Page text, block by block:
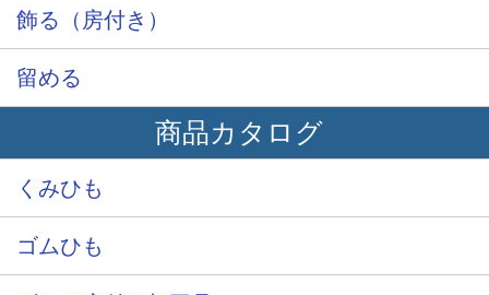
飾る（房付き）
留める
商品カタログ
くみひも
ゴムひも